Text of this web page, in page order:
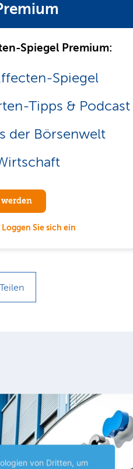
Spiegel Premium:
Spiegel
Tipps & Podcast
der Börsenwelt
Loggen Sie sich ein
Teilen
von Dritten, um